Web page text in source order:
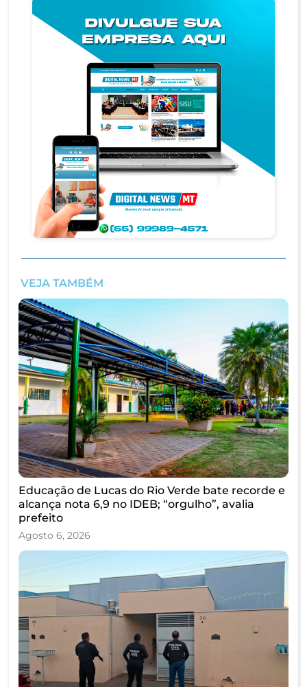
VEJA TAMBÉM
Educação de Lucas do Rio Verde bate recorde e
alcança nota 6,9 no IDEB; “orgulho”, avalia
prefeito
Agosto 6, 2026